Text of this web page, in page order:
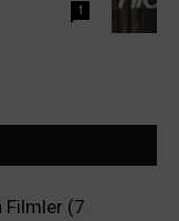
1
Filmler (7